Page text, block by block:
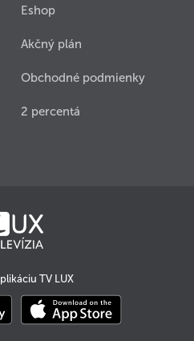
Eshop
Akčný plán
Obchodné podmienky
2 percentá
TV LUX